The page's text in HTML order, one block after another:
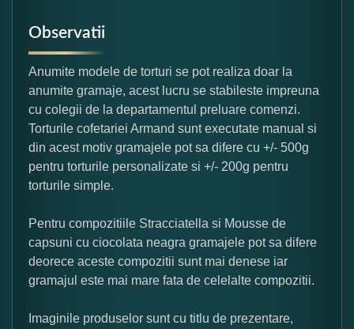
Observatii
Anumite modele de torturi se pot realiza doar la
anumite gramaje, acest lucru se stabileste impreuna
cu colegii de la departamentul preluare comenzi.
Torturile cofetariei Armand sunt executate manual si
din acest motiv gramajele pot sa difere cu +/- 500g
pentru torturile personalizate si +/- 200g pentru
torturile simple.
Pentru compozitiile Stracciatella si Mousse de
capsuni cu ciocolata neagra gramajele pot sa difere
deorece aceste compozitii sunt mai denese iar
gramajul este mai mare fata de celelalte compozitii.
Imaginile produselor sunt cu titlu de prezentare,